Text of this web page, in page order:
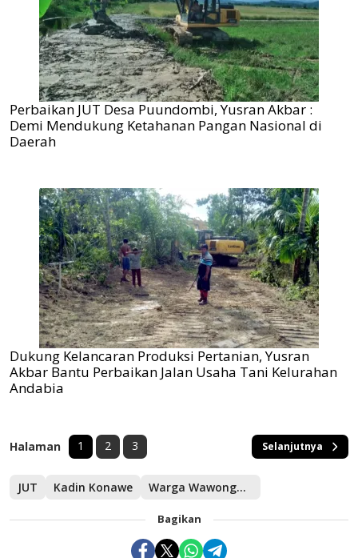
Perbaikan JUT Desa Puundombi, Yusran Akbar :
Demi Mendukung Ketahanan Pangan Nasional di
Daerah
Dukung Kelancaran Produksi Pertanian, Yusran
Akbar Bantu Perbaikan Jalan Usaha Tani Kelurahan
Andabia
Halaman 1 2 3 Selanjutnya
JUT Kadin Konawe Warga Wawonggole
Bagikan